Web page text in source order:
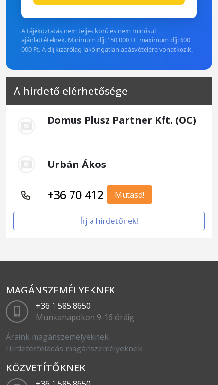
A tájékoztatás nem teljes körű és nem minősül
ajánlattételnek. Minimum díj: 150 000 Ft, maximum díj: 600
000 Ft. A díj kizárólag lakóingatlan adásvételére vonatkozik.
A hirdető elérhetősége
Domus Plusz Partner Kft. (OC)
Urbán Ákos
+36 70 412 Mutasd!
Írj a hirdetőnek!
MAGÁNSZEMÉLYEKNEK
+36 1 585 8650
Munkanapokon 9-16 óráig
Áraink magánszemélyeknek
Hirdetésfeladás magánszemélyeknek
KÖZVETÍTŐKNEK